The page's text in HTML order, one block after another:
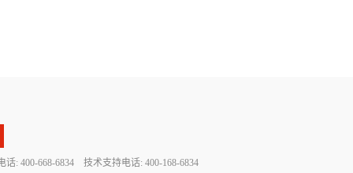
话: 400-668-6834 技术支持电话: 400-168-6834